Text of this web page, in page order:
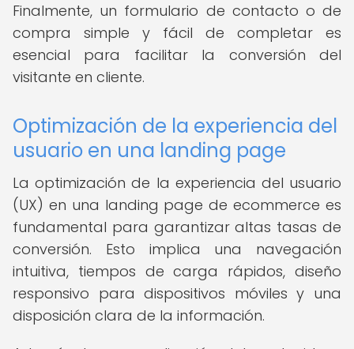
Finalmente, un formulario de contacto o de
compra simple y fácil de completar es
esencial para facilitar la conversión del
visitante en cliente.
Optimización de la experiencia del
usuario en una landing page
La optimización de la experiencia del usuario
(UX) en una landing page de ecommerce es
fundamental para garantizar altas tasas de
conversión. Esto implica una navegación
intuitiva, tiempos de carga rápidos, diseño
responsivo para dispositivos móviles y una
disposición clara de la información.